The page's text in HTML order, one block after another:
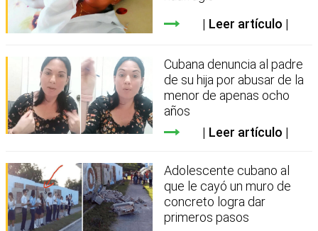
Leer artículo
Cubana denuncia al padre
de su hija por abusar de la
menor de apenas ocho
años
Leer artículo
Adolescente cubano al
que le cayó un muro de
concreto logra dar
primeros pasos